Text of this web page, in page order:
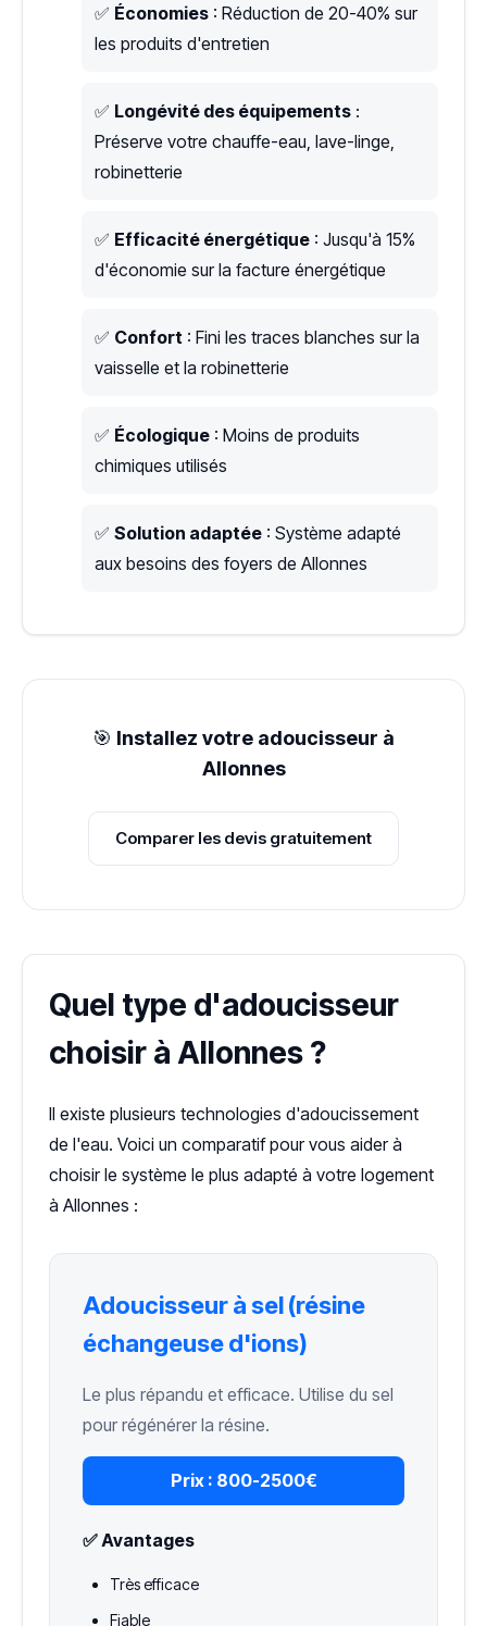
✅ Économies : Réduction de 20-40% sur
les produits d'entretien
✅ Longévité des équipements :
Préserve votre chauffe-eau, lave-linge,
robinetterie
✅ Efficacité énergétique : Jusqu'à 15%
d'économie sur la facture énergétique
✅ Confort : Fini les traces blanches sur la
vaisselle et la robinetterie
✅ Écologique : Moins de produits
chimiques utilisés
✅ Solution adaptée : Système adapté
aux besoins des foyers de Allonnes
🎯 Installez votre adoucisseur à
Allonnes
Comparer les devis gratuitement
Quel type d'adoucisseur
choisir à Allonnes ?
Il existe plusieurs technologies d'adoucissement
de l'eau. Voici un comparatif pour vous aider à
choisir le système le plus adapté à votre logement
à Allonnes :
Adoucisseur à sel (résine
échangeuse d'ions)
Le plus répandu et efficace. Utilise du sel
pour régénérer la résine.
Prix : 800-2500€
✅ Avantages
Très efficace
Fiable